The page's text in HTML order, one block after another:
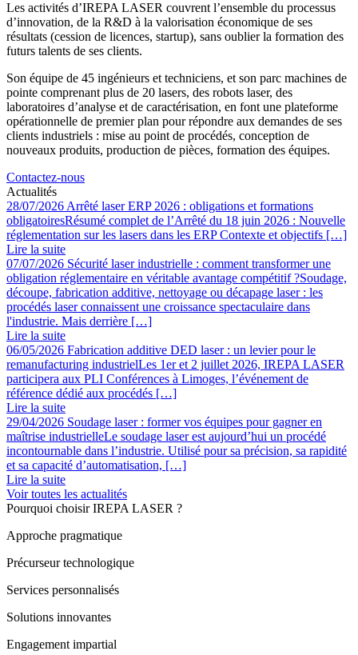
Les activités d’IREPA LASER couvrent l’ensemble du processus
d’innovation, de la R&D à la valorisation économique de ses
résultats (cession de licences, startup), sans oublier la formation des
futurs talents de ses clients.
Son équipe de 45 ingénieurs et techniciens, et son parc machines de
pointe comprenant plus de 20 lasers, des robots laser, des
laboratoires d’analyse et de caractérisation, en font une plateforme
opérationnelle de premier plan pour répondre aux demandes de ses
clients industriels : mise au point de procédés, conception de
nouveaux produits, production de pièces, formation des équipes.
Contactez-nous
Actualités
28/07/2026 Arrêté laser ERP 2026 : obligations et formations
obligatoiresRésumé complet de l’Arrêté du 18 juin 2026 : Nouvelle
réglementation sur les lasers dans les ERP Contexte et objectifs […]
Lire la suite
07/07/2026 Sécurité laser industrielle : comment transformer une
obligation réglementaire en véritable avantage compétitif ?Soudage,
découpe, fabrication additive, nettoyage ou décapage laser : les
procédés laser connaissent une croissance spectaculaire dans
l'industrie. Mais derrière […]
Lire la suite
06/05/2026 Fabrication additive DED laser : un levier pour le
remanufacturing industrielLes 1er et 2 juillet 2026, IREPA LASER
participera aux PLI Conférences à Limoges, l’événement de
référence dédié aux procédés […]
Lire la suite
29/04/2026 Soudage laser : former vos équipes pour gagner en
maîtrise industrielleLe soudage laser est aujourd’hui un procédé
incontournable dans l’industrie. Utilisé pour sa précision, sa rapidité
et sa capacité d’automatisation, […]
Lire la suite
Voir toutes les actualités
Pourquoi choisir IREPA LASER ?
Approche pragmatique
Précurseur technologique
Services personnalisés
Solutions innovantes
Engagement impartial